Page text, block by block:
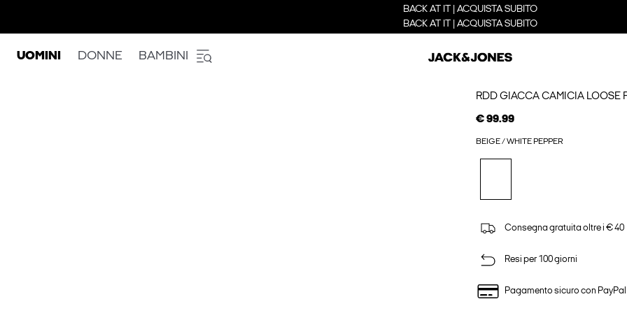
BACK AT IT | ACQUISTA SUBITO
BACK AT IT | ACQUISTA SUBITO
UOMINI DONNE BAMBINI
RDD GIACCA CAMICIA LOOSE
€ 99.99
BEIGE / WHITE PEPPER
Consegna gratuita oltre i € 40
Resi per 100 giorni
Pagamento sicuro con PayPal